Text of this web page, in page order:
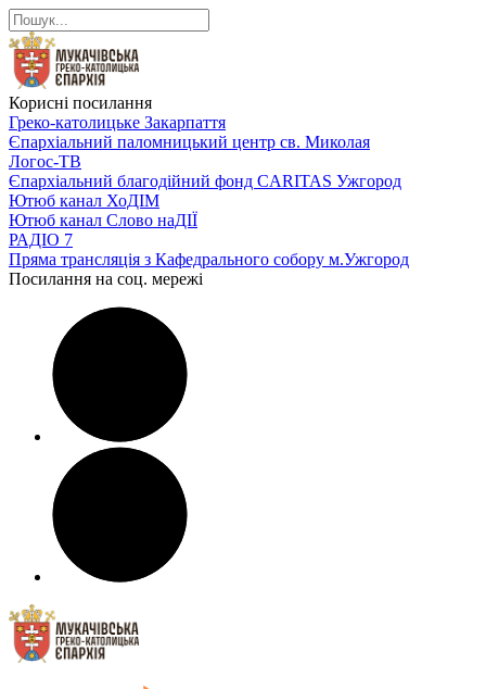
Корисні посилання
Греко-католицьке Закарпаття
Єпархіальний паломницький центр св. Миколая
Логос-ТВ
Єпархіальний благодійний фонд CARITAS Ужгород
Ютюб канал ХоДІМ
Ютюб канал Слово наДІЇ
РАДІО 7
Пряма трансляція з Кафедрального собору м.Ужгород
Посилання на соц. мережі